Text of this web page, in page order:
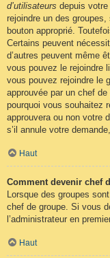
d’utilisateurs depuis votre
rejoindre un des
bouton approprié.
Certains peuvent
d’autres peuvent même
vous pouvez le rejoindre
vous pouvez rejoindre le
approuvée par un chef
pourquoi vous souhaitez
approuvera ou non votre
s’il annule votre
Haut
Comment devenir chef
Lorsque des groupes
chef de groupe. Si vous
l’administrateur en
Haut